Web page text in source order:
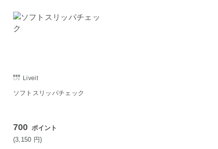
Liveit
ソフトスリッパチェック
700 ポイント
(3,150 円)